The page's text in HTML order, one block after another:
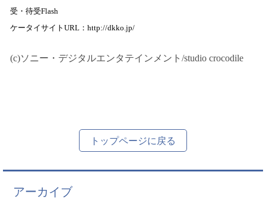
受・待受Flash
ケータイサイト URL ： http://dkko.jp/
(c)ソニー・デジタルエンタテインメント/studio crocodile
トップページに戻る
アーカイブ